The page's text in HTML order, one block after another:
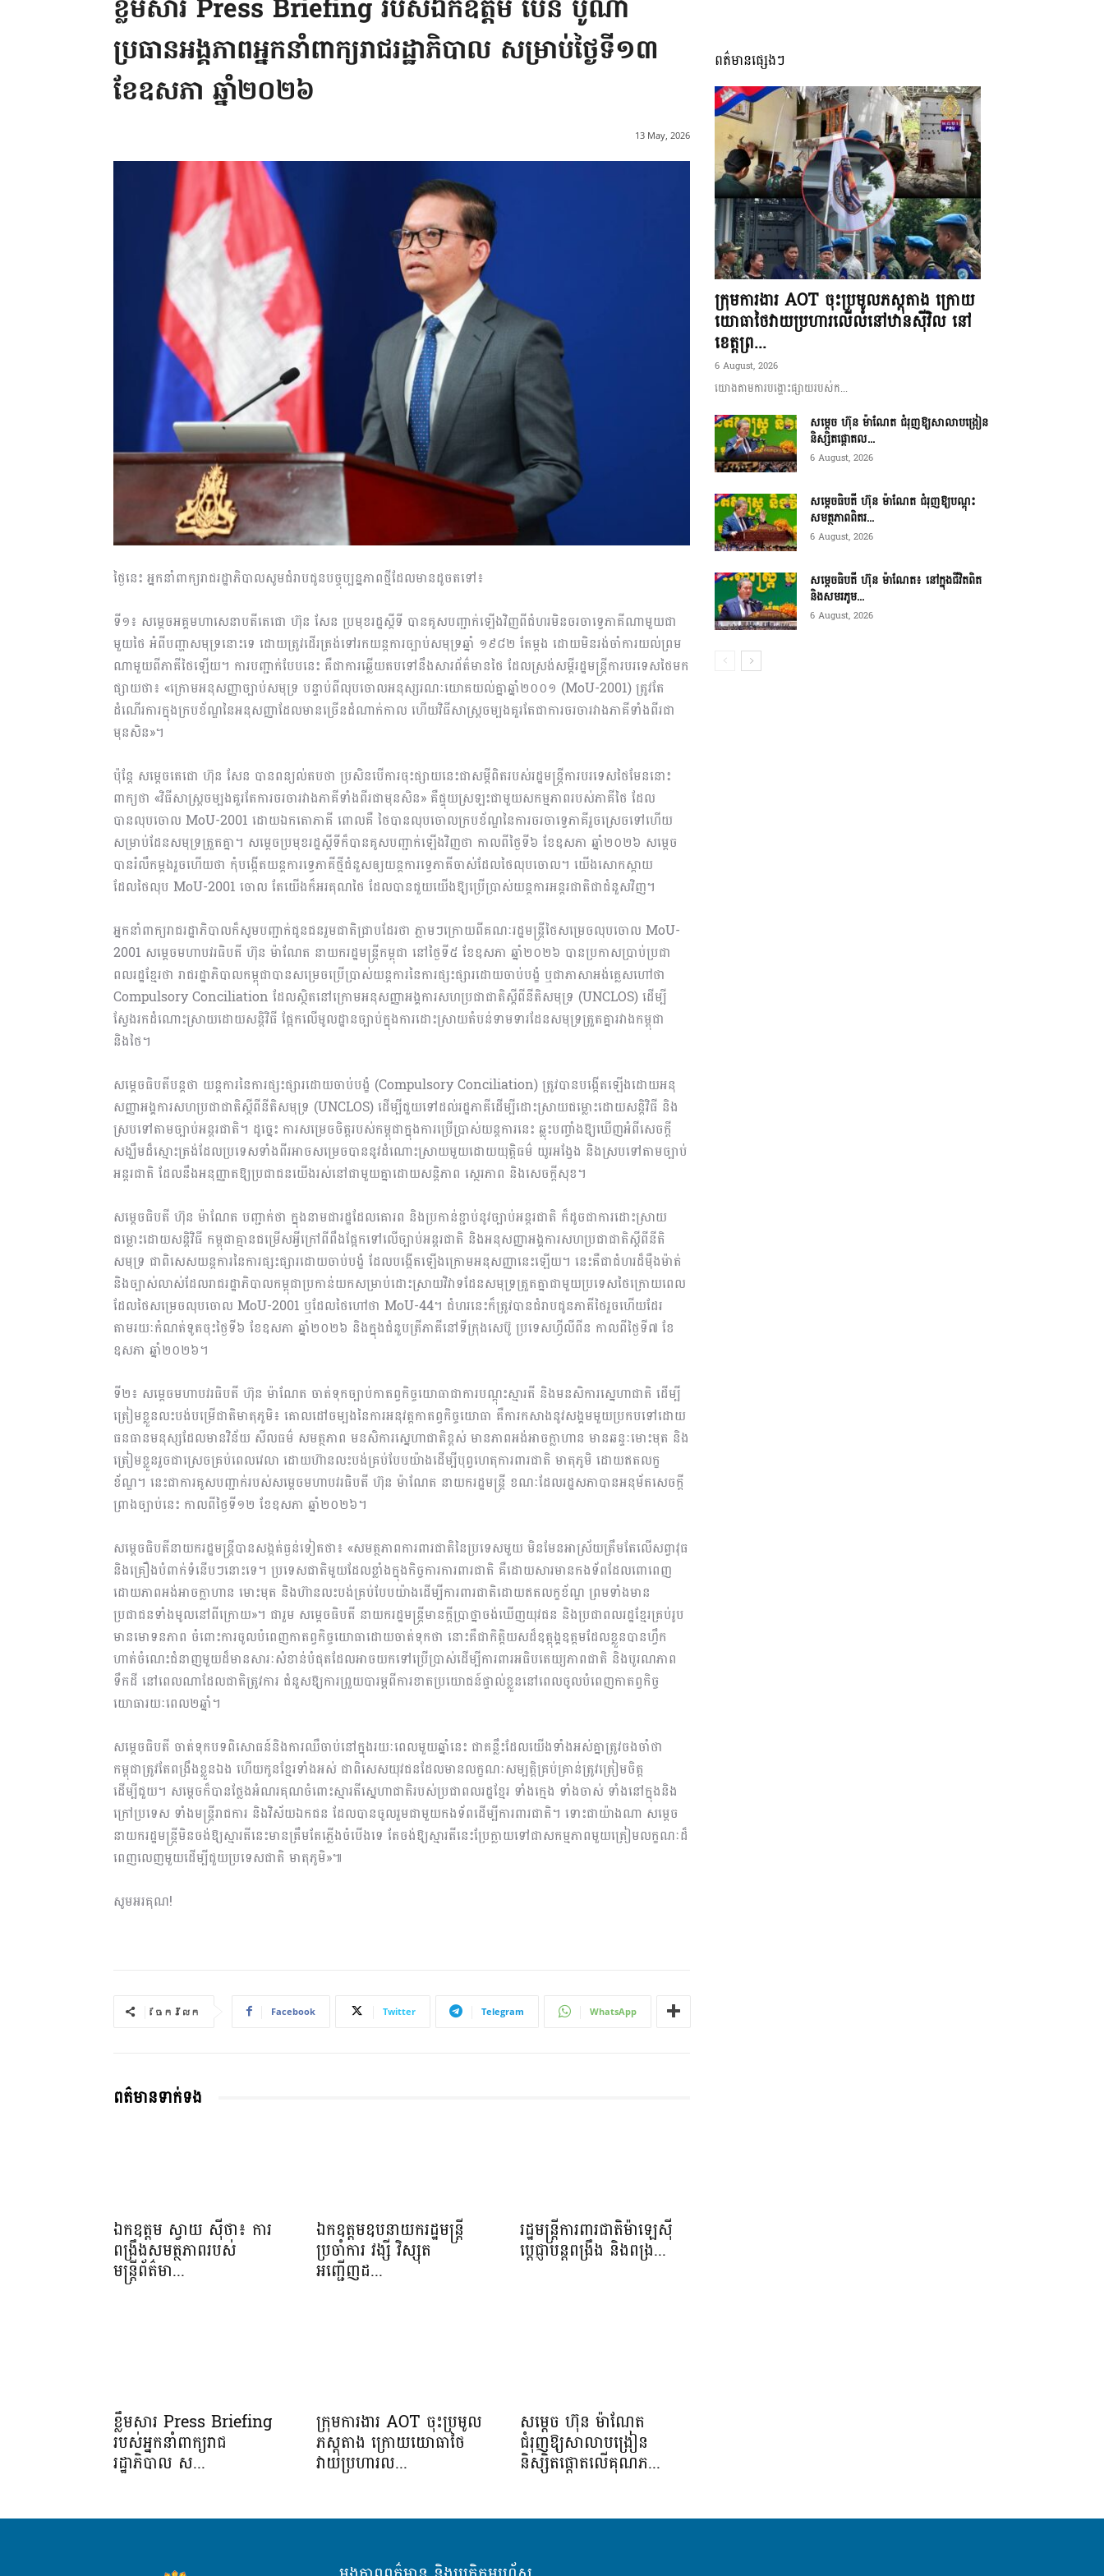
និង
រហ័ស
ខ្លឹមសារ Press Briefing របស់ឯកឧត្តម ប៉ែន បូណា
ប្រធានអង្គភាពអ្នកនាំពាក្យរាជរដ្ឋាភិបាល សម្រាប់ថ្ងៃទី១៣
ខែឧសភា ឆ្នាំ២០២៦
13 May, 2026
ថ្ងៃនេះ អ្នកនាំពាក្យរាជរដ្ឋាភិបាលសូមជំរាបជូនបច្ចុប្បន្នភាពថ្មីដែលមានដូចតទៅ៖
ទី១៖ សម្តេចអគ្គមហាសេនាបតីតេជោ ហ៊ុន សែន ប្រមុខរដ្ឋស្តីទី បានគូសបញ្ជាក់ឡើងវិញពីជំហរមិនចរចាទ្វេភាគីណាមួយជា
មួយថៃ អំពីបញ្ហាសមុទ្រនោះទេ ដោយត្រូវដើរត្រង់ទៅរកយន្តការច្បាប់សមុទ្រឆ្នាំ ១៩៨២ តែម្តង ដោយមិនរង់ចាំការយល់ព្រម
ណាមួយពីភាគីថៃឡើយ។ ការបញ្ជាក់បែបនេះ គឺជាការឆ្លើយតបទៅនឹងសារព័ត៌មានថៃ ដែលស្រង់សម្តីរដ្ឋមន្ត្រីការបរទេសថៃមក
ផ្សាយថា៖ «ក្រោមអនុសញ្ញាច្បាប់សមុទ្រ បន្ទាប់ពីលុបចោលអនុស្សរណៈយោគយល់គ្នាឆ្នាំ២០០១ (MoU-2001) ត្រូវតែ
ដំណើរការក្នុងក្របខ័ណ្ឌនៃអនុសញ្ញាដែលមានច្រើនដំណាក់កាល ហើយវិធីសាស្ត្រចម្បងគួរតែជាការចរចារវាងភាគីទាំងពីរជា
មុនសិន»។
ប៉ុន្តែ សម្តេចតេជោ ហ៊ុន សែន បានពន្យល់តបថា ប្រសិនបើការចុះផ្សាយនេះជាសម្តីពិតរបស់រដ្ឋមន្ត្រីការបរទេសថៃមែននោះ
ពាក្យថា «វិធីសាស្ត្រចម្បងគួរតែការចរចារវាងភាគីទាំងពីរជាមុនសិន» គឺផ្ទុយស្រឡះជាមួយសកម្មភាពរបស់ភាគីថៃ ដែល
បានលុបចោល MoU-2001 ដោយឯកតោភាគី ពោលគឺ ថៃបានលុបចោលក្របខ័ណ្ឌនៃការចរចាទ្វេភាគីរួចស្រេចទៅហើយ
សម្រាប់ដែនសមុទ្រត្រួតគ្នា។ សម្តេចប្រមុខរដ្ឋស្តីទីក៏បានគូសបញ្ជាក់ឡើងវិញថា កាលពីថ្ងៃទី៦ ខែឧសភា ឆ្នាំ២០២៦ សម្តេច
បានរំលឹកម្តងរួចហើយថា កុំបង្កើតយន្តការទ្វេភាគីថ្មីជំនួសឲ្យយន្តការទ្វេភាគីចាស់ដែលថៃលុបចោល។ យើងសោកស្តាយ
ដែលថៃលុប MoU-2001 ចោល តែយើងក៏អរគុណថៃ ដែលបានជួយយើងឱ្យប្រើប្រាស់យន្តការអន្តរជាតិជាជំនួសវិញ។
អ្នកនាំពាក្យរាជរដ្ឋាភិបាលក៏សូមបញ្ជាក់ជូនជនរួមជាតិជ្រាបដែរថា ភ្លាមៗក្រោយពីគណៈរដ្ឋមន្ត្រីថៃសម្រេចលុបចោល MoU-
2001 សម្តេចមហាបវរធិបតី ហ៊ុន ម៉ាណែត នាយករដ្ឋមន្ត្រីកម្ពុជា នៅថ្ងៃទី៥ ខែឧសភា ឆ្នាំ២០២៦ បានប្រកាសប្រាប់ប្រជា
ពលរដ្ឋខ្មែរថា រាជរដ្ឋាភិបាលកម្ពុជាបានសម្រេចប្រើប្រាស់យន្តការនៃការផ្សះផ្សារដោយចាប់បង្ខំ ឬជាភាសាអង់គ្លេសហៅថា
Compulsory Conciliation ដែលស្ថិតនៅក្រោមអនុសញ្ញាអង្គការសហប្រជាជាតិស្តីពីនីតិសមុទ្រ (UNCLOS) ដើម្បី
ស្វែងរកដំណោះស្រាយដោយសន្តិវិធី ផ្អែកលើមូលដ្ឋានច្បាប់ក្នុងការដោះស្រាយតំបន់ទាមទារដែនសមុទ្រត្រួតគ្នារវាងកម្ពុជា
និងថៃ។
សម្តេចធិបតីបន្តថា យន្តការនៃការផ្សះផ្សារដោយចាប់បង្ខំ (Compulsory Conciliation) ត្រូវបានបង្កើតឡើងដោយអនុ
សញ្ញាអង្គការសហប្រជាជាតិស្តីពីនីតិសមុទ្រ (UNCLOS) ដើម្បីជួយទៅដល់រដ្ឋភាគីដើម្បីដោះស្រាយជម្លោះដោយសន្តិវិធី និង
ស្របទៅតាមច្បាប់អន្តរជាតិ។ ដូច្នេះ ការសម្រេចចិត្តរបស់កម្ពុជាក្នុងការប្រើប្រាស់យន្តការនេះ ឆ្លុះបញ្ចាំងឱ្យឃើញអំពីសេចក្តី
សង្ឃឹមដ៏ស្មោះត្រង់ដែលប្រទេសទាំងពីរអាចសម្រេចបាននូវដំណោះស្រាយមួយដោយយុត្តិធម៌ យូរអង្វែង និងស្របទៅតាមច្បាប់
អន្តរជាតិ ដែលនឹងអនុញ្ញាតឱ្យប្រជាជនយើងរស់នៅជាមួយគ្នាដោយសន្តិភាព ស្ថេរភាព និងសេចក្តីសុខ។
សម្តេចធិបតី ហ៊ុន ម៉ាណែត បញ្ជាក់ថា ក្នុងនាមជារដ្ឋដែលគោរព និងប្រកាន់ខ្ជាប់នូវច្បាប់អន្តរជាតិ ក៏ដូចជាការដោះស្រាយ
ជម្លោះដោយសន្តិវិធី កម្ពុជាគ្មានជម្រើសអ្វីក្រៅពីពឹងផ្អែកទៅលើច្បាប់អន្តរជាតិ និងអនុសញ្ញាអង្គការសហប្រជាជាតិស្តីពីនីតិ
សមុទ្រ ជាពិសេសយន្តការនៃការផ្សះផ្សារដោយចាប់បង្ខំ ដែលបង្កើតឡើងក្រោមអនុសញ្ញានេះឡើយ។ នេះគឺជាជំហរដ៏ម៉ឺងម៉ាត់
និងច្បាស់លាស់ដែលរាជរដ្ឋាភិបាលកម្ពុជាប្រកាន់យកសម្រាប់ដោះស្រាយវិវាទដែនសមុទ្រត្រួតគ្នាជាមួយប្រទេសថៃក្រោយពេល
ដែលថៃសម្រេចលុបចោល MoU-2001 ឬដែលថៃហៅថា MoU-44។ ជំហរនេះក៏ត្រូវបានជំរាបជូនភាគីថៃរួចហើយដែរ
តាមរយៈកំណត់ទូតចុះថ្ងៃទី៦ ខែឧសភា ឆ្នាំ២០២៦ និងក្នុងជំនួបត្រីភាគីនៅទីក្រុងសេប៊ូ ប្រទេសហ្វីលីពីន កាលពីថ្ងៃទី៧ ខែ
ឧសភា ឆ្នាំ២០២៦។
ទី២៖ សម្តេចមហាបវរធិបតី ហ៊ុន ម៉ាណែត ចាត់ទុកច្បាប់កាតព្វកិច្ចយោធាជាការបណ្តុះស្មារតី និងមនសិការស្នេហាជាតិ ដើម្បី
ត្រៀមខ្លួនលះបង់បម្រើជាតិមាតុភូមិ៖ គោលដៅចម្បងនៃការអនុវត្តកាតព្វកិច្ចយោធា គឺការកសាងនូវសង្គមមួយប្រកបទៅដោយ
ធនធានមនុស្សដែលមានវិន័យ សីលធម៌ សមត្ថភាព មនសិការស្នេហាជាតិខ្ពស់ មានភាពអង់អាចក្លាហាន មានឆន្ទៈមោះមុត និង
ត្រៀមខ្លួនរួចជាស្រេចគ្រប់ពេលវេលា ដោយហ៊ានលះបង់គ្រប់បែបយ៉ាងដើម្បីបុព្វហេតុការពារជាតិ មាតុភូមិ ដោយឥតលក្ខ
ខ័ណ្ឌ។ នេះជាការគូសបញ្ជាក់របស់សម្តេចមហាបវរធិបតី ហ៊ុន ម៉ាណែត នាយករដ្ឋមន្ត្រី ខណៈដែលរដ្ឋសភាបានអនុម័តសេចក្តី
ព្រាងច្បាប់នេះ កាលពីថ្ងៃទី១២ ខែឧសភា ឆ្នាំ២០២៦។
សម្តេចធិបតីនាយករដ្ឋមន្ត្រីបានសង្កត់ធ្ងន់ទៀតថា៖ «សមត្ថភាពការពារជាតិនៃប្រទេសមួយ មិនមែនអាស្រ័យត្រឹមតែលើសព្វាវុធ
និងគ្រឿងបំពាក់ទំនើបៗនោះទេ។ ប្រទេសជាតិមួយដែលខ្លាំងក្នុងកិច្ចការការពារជាតិ គឺដោយសារមានកងទ័ពដែលពោពេញ
ដោយភាពអង់អាចក្លាហាន មោះមុត និងហ៊ានលះបង់គ្រប់បែបយ៉ាងដើម្បីការពារជាតិដោយឥតលក្ខខ័ណ្ឌ ព្រមទាំងមាន
ប្រជាជនទាំងមូលនៅពីក្រោយ»។ ជារួម សម្តេចធិបតី នាយករដ្ឋមន្ត្រីមានក្តីប្រាថ្នាចង់ឃើញយុវជន និងប្រជាពលរដ្ឋខ្មែរគ្រប់រូប
មានមោទនភាព ចំពោះការចូលបំពេញកាតព្វកិច្ចយោធាដោយចាត់ទុកថា នោះគឺជាកិត្តិយសដ៏ឧត្តុង្គឧត្តមដែលខ្លួនបានហ្វឹក
ហាត់ចំណេះជំនាញមួយដ៏មានសារៈសំខាន់បំផុតដែលអាចយកទៅប្រើប្រាស់ដើម្បីការពារអធិបតេយ្យភាពជាតិ និងបូរណភាព
ទឹកដី នៅពេលណាដែលជាតិត្រូវការ ជំនួសឱ្យការព្រួយបារម្ភពីការខាតប្រយោជន៍ផ្ទាល់ខ្លួននៅពេលចូលបំពេញកាតព្វកិច្ច
យោធារយៈពេល២ឆ្នាំ។
សម្តេចធិបតី ចាត់ទុកបទពិសោធន៍និងការឈឺចាប់នៅក្នុងរយៈពេលមួយឆ្នាំនេះ ជាគន្លឹះដែលយើងទាំងអស់គ្នាត្រូវចងចាំថា
កម្ពុជាត្រូវតែពង្រឹងខ្លួនឯង ហើយកូនខ្មែរទាំងអស់ ជាពិសេសយុវជនដែលមានលក្ខណៈសម្បត្តិគ្រប់គ្រាន់ត្រូវត្រៀមចិត្ត
ដើម្បីជួយ។ សម្តេចក៏បានថ្លែងអំណរគុណចំពោះស្មារតីស្នេហាជាតិរបស់ប្រជាពលរដ្ឋខ្មែរ ទាំងក្មេង ទាំងចាស់ ទាំងនៅក្នុងនិង
ក្រៅប្រទេស ទាំងមន្ត្រីរាជការ និងវិស័យឯកជន ដែលបានចូលរួមជាមួយកងទ័ពដើម្បីការពារជាតិ។ ទោះជាយ៉ាងណា សម្តេច
នាយករដ្ឋមន្ត្រីមិនចង់ឱ្យស្មារតីនេះមានត្រឹមតែភ្លើងចំបើងទេ តែចង់ឱ្យស្មារតីនេះប្រែក្លាយទៅជាសកម្មភាពមួយត្រៀមលក្ខណៈដ៏
ពេញលេញមួយដើម្បីជួយប្រទេសជាតិ មាតុភូមិ»៕
សូមអរគុណ!
ចែករំលែក Facebook Twitter Telegram WhatsApp
ពត៌មានទាក់ទង
ឯកឧត្តម ស្វាយ ស៊ីថា៖ ការ
ពង្រឹងសមត្ថភាពរបស់
មន្ត្រីព័ត៌មា...
ឯកឧត្តមឧបនាយករដ្ឋមន្រ្តី
ប្រចាំការ វង្សី វិស្សុត
អញ្ជើញដ...
រដ្ឋមន្ត្រីការពារជាតិម៉ាឡេស៊ី
ប្ដេជ្ញាបន្តពង្រឹង និងពង្រ...
ខ្លឹមសារ Press Briefing
របស់អ្នកនាំពាក្យរាជ
រដ្ឋាភិបាល ស...
ក្រុមការងារ AOT ចុះប្រមូល
ភស្តុតាង ក្រោយយោធាថៃ
វាយប្រហារល...
សម្តេច ហ៊ុន ម៉ាណែត
ជំរុញឱ្យសាលាបង្រៀន
និស្សិតផ្តោតលើគុណភ...
ពត៌មានផ្សេងៗ
ក្រុមការងារ AOT ចុះប្រមូលភស្តុតាង ក្រោយ
យោធាថៃវាយប្រហារលើលំនៅឋានស៊ីវិល នៅ
ខេត្តព្រ...
6 August, 2026
យោងតាមការបង្ហោះផ្សាយរបស់ក...
សម្តេច ហ៊ុន ម៉ាណែត ជំរុញឱ្យសាលាបង្រៀន
និស្សិតផ្តោតល...
6 August, 2026
សម្តេចធិបតី ហ៊ុន ម៉ាណែត ជំរុញឱ្យបណ្តុះ
សមត្ថភាពពិតរ...
6 August, 2026
សម្តេចធិបតី ហ៊ុន ម៉ាណែត៖ នៅក្នុងជីវិតពិត
និងសមរភូម...
6 August, 2026